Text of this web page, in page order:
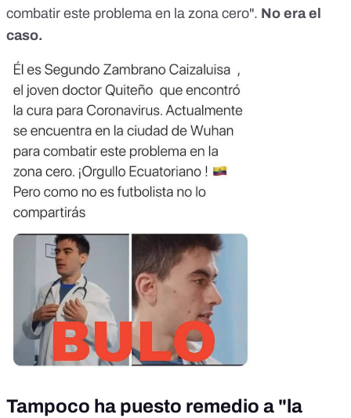
combatir este problema en la zona cero". No era el
caso.
Tampoco ha puesto remedio a "la